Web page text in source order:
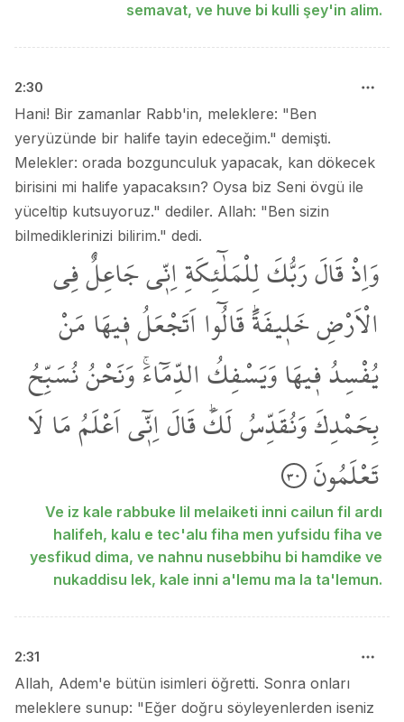
semavat, ve huve bi kulli şey'in alim.
2:30
Hani! Bir zamanlar Rabb'in, meleklere: "Ben
yeryüzünde bir halife tayin edeceğim." demişti.
Melekler: orada bozgunculuk yapacak, kan dökecek
birisini mi halife yapacaksın? Oysa biz Seni övgü ile
yüceltip kutsuyoruz." dediler. Allah: "Ben sizin
bilmediklerinizi bilirim." dedi.
وَاِذْقَالَرَبُّكَلِلْمَلٰٓئِكَةِاِنّ۪يجَاعِلٌفِي
الْاَرْضِخَل۪يفَةًۜقَالُٓوااَتَجْعَلُف۪يهَامَنْ
يُفْسِدُف۪يهَاوَيَسْفِكُالدِّمَٓاءَۚوَنَحْنُنُسَبِّحُ
بِحَمْدِكَوَنُقَدِّسُلَكَۜقَالَاِنّ۪ٓياَعْلَمُمَالَا
تَعْلَمُونَ ٣٠
Ve iz kale rabbuke lil melaiketi inni cailun fil ardı
halifeh, kalu e tec'alu fiha men yufsidu fiha ve
yesfikud dima, ve nahnu nusebbihu bi hamdike ve
nukaddisu lek, kale inni a'lemu ma la ta'lemun.
2:31
Allah, Adem'e bütün isimleri öğretti. Sonra onları
meleklere sunup: "Eğer doğru söyleyenlerden iseniz